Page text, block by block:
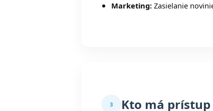
Marketing: Zasielanie
3 Kto má